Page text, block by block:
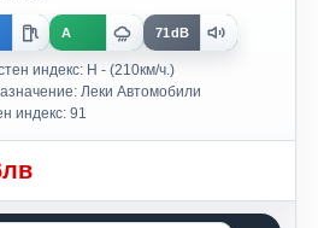
A 71dB
индекс: H - (210км/ч.)
Леки Автомобили
индекс: 91